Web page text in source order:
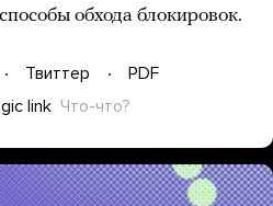
обхода блокировок.
Твиттер
PDF
link Что-что?